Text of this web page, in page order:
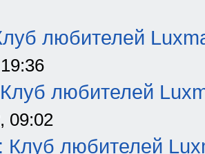
любителей
любителей
09:02
Клуб любителей